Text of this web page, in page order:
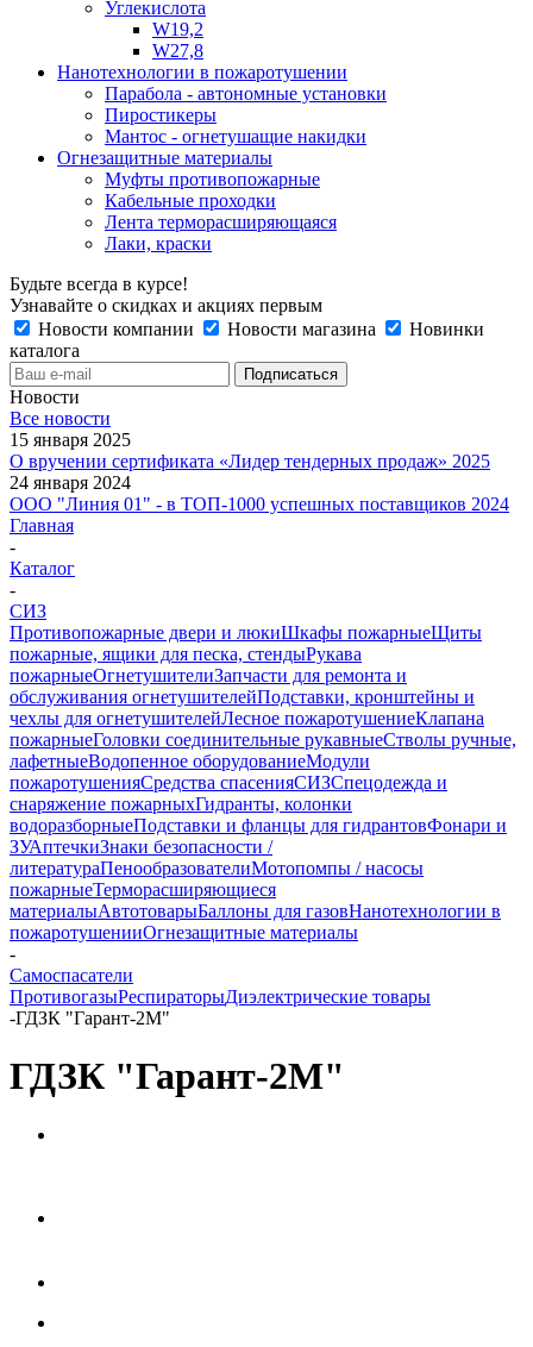
Углекислота
W19,2
W27,8
Нанотехнологии в пожаротушении
Парабола - автономные установки
Пиростикеры
Мантос - огнетушащие накидки
Огнезащитные материалы
Муфты противопожарные
Кабельные проходки
Лента терморасширяющаяся
Лаки, краски
Будьте всегда в курсе!
Узнавайте о скидках и акциях первым
Новости компании
Новости магазина
Новинки
каталога
Новости
Все новости
15 января 2025
О вручении сертификата «Лидер тендерных продаж» 2025
24 января 2024
ООО "Линия 01" - в ТОП-1000 успешных поставщиков 2024
Главная
-
Каталог
-
СИЗ
Противопожарные двери и люкиШкафы пожарныеЩиты
пожарные, ящики для песка, стендыРукава
пожарныеОгнетушителиЗапчасти для ремонта и
обслуживания огнетушителейПодставки, кронштейны и
чехлы для огнетушителейЛесное пожаротушениеКлапана
пожарныеГоловки соединительные рукавныеСтволы ручные,
лафетныеВодопенное оборудованиеМодули
пожаротушенияСредства спасенияСИЗСпецодежда и
снаряжение пожарныхГидранты, колонки
водоразборныеПодставки и фланцы для гидрантовФонари и
ЗУАптечкиЗнаки безопасности /
литератураПенообразователиМотопомпы / насосы
пожарныеТерморасширяющиеся
материалыАвтотоварыБаллоны для газовНанотехнологии в
пожаротушенииОгнезащитные материалы
-
Самоспасатели
ПротивогазыРеспираторыДиэлектрические товары
-ГДЗК "Гарант-2М"
ГДЗК "Гарант-2М"